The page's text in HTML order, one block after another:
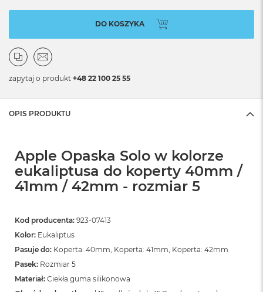
DO KOSZYKA
zapytaj o produkt +48 22 100 25 55
OPIS PRODUKTU
Apple Opaska Solo w kolorze
eukaliptusa do koperty 40mm /
41mm / 42mm - rozmiar 5
Kod producenta: 923-07413
Kolor: Eukaliptus
Pasuje do: Koperta: 40mm, Koperta: 41mm, Koperta: 42mm
Pasek: Rozmiar 5
Materiał: Ciekła guma silikonowa